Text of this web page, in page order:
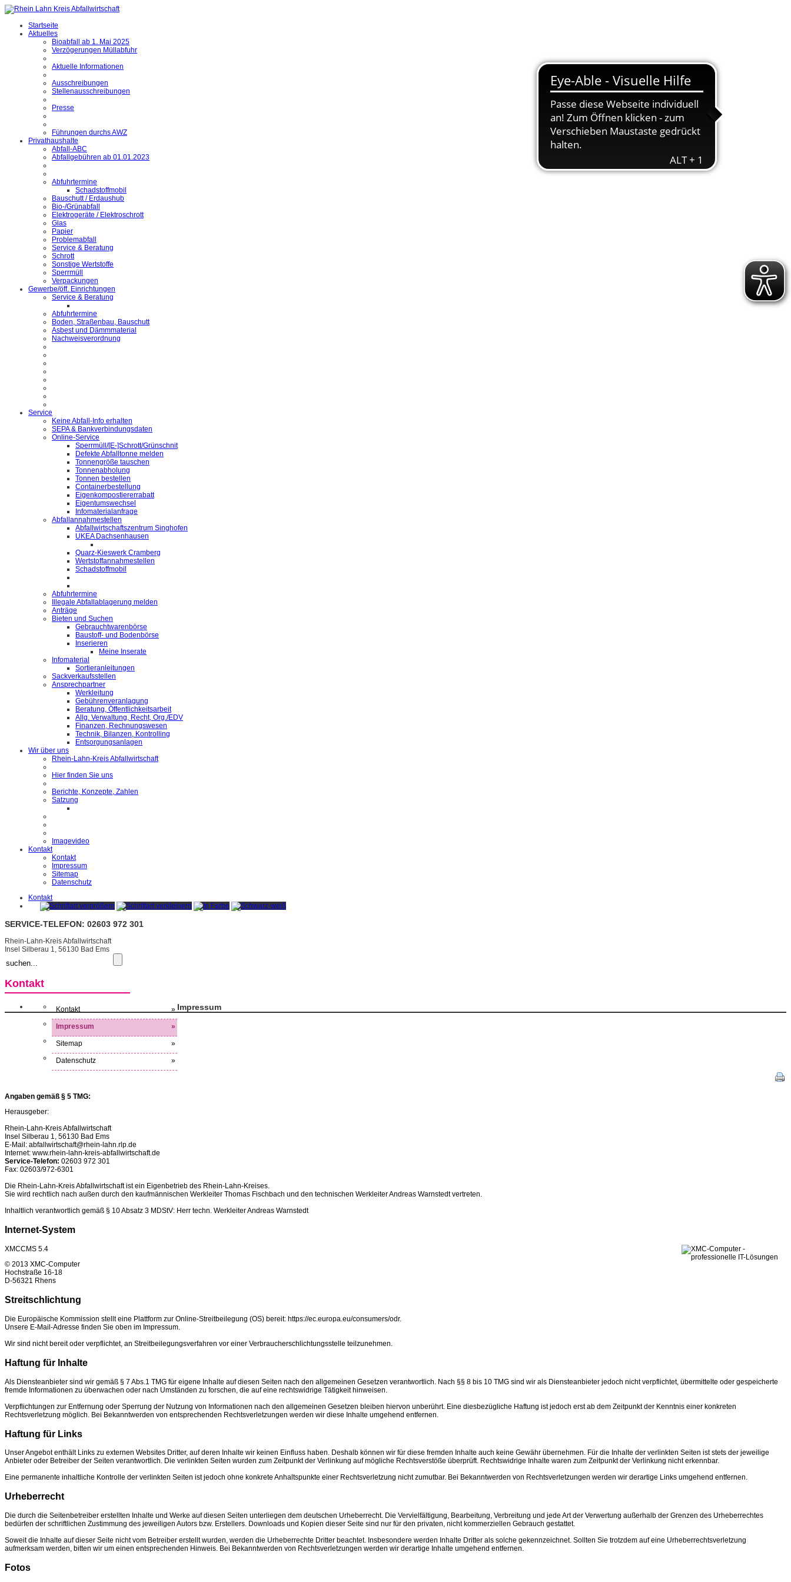
Startseite
Aktuelles
Bioabfall ab 1. Mai 2025
Verzögerungen Müllabfuhr
Aktuelle Informationen
Ausschreibungen
Stellenausschreibungen
Presse
Führungen durchs AWZ
Privathaushalte
Abfall-ABC
Abfallgebühren ab 01.01.2023
Abfuhrtermine
Schadstoffmobil
Bauschutt / Erdaushub
Bio-/Grünabfall
Elektrogeräte / Elektroschrott
Glas
Papier
Problemabfall
Service & Beratung
Schrott
Sonstige Wertstoffe
Sperrmüll
Verpackungen
Gewerbe/öff. Einrichtungen
Service & Beratung
Abfuhrtermine
Boden, Straßenbau, Bauschutt
Asbest und Dämmmaterial
Nachweisverordnung
Service
Keine Abfall-Info erhalten
SEPA & Bankverbindungsdaten
Online-Service
Sperrmüll/[E-]Schrott/Grünschnit
Defekte Abfalltonne melden
Tonnengröße tauschen
Tonnenabholung
Tonnen bestellen
Containerbestellung
Eigenkompostiererrabatt
Eigentumswechsel
Infomaterialanfrage
Abfallannahmestellen
Abfallwirtschaftszentrum Singhofen
UKEA Dachsenhausen
Quarz-Kieswerk Cramberg
Wertstoffannahmestellen
Schadstoffmobil
Abfuhrtermine
Illegale Abfallablagerung melden
Anträge
Bieten und Suchen
Gebrauchtwarenbörse
Baustoff- und Bodenbörse
Inserieren
Meine Inserate
Infomaterial
Sortieranleitungen
Sackverkaufsstellen
Ansprechpartner
Werkleitung
Gebührenveranlagung
Beratung, Öffentlichkeitsarbeit
Allg. Verwaltung, Recht, Org./EDV
Finanzen, Rechnungswesen
Technik, Bilanzen, Kontrolling
Entsorgungsanlagen
Wir über uns
Rhein-Lahn-Kreis Abfallwirtschaft
Hier finden Sie uns
Berichte, Konzepte, Zahlen
Satzung
Imagevideo
Kontakt
Kontakt
Impressum
Sitemap
Datenschutz
Kontakt
SERVICE-TELEFON: 02603 972 301
Rhein-Lahn-Kreis Abfallwirtschaft
Insel Silberau 1, 56130 Bad Ems
Kontakt
Kontakt »
Impressum »
Sitemap »
Datenschutz »
Impressum
Angaben gemäß § 5 TMG:
Herausgeber:
Rhein-Lahn-Kreis Abfallwirtschaft
Insel Silberau 1, 56130 Bad Ems
E-Mail: abfallwirtschaft@rhein-lahn.rlp.de
Internet: www.rhein-lahn-kreis-abfallwirtschaft.de
Service-Telefon: 02603 972 301
Fax: 02603/972-6301
Die Rhein-Lahn-Kreis Abfallwirtschaft ist ein Eigenbetrieb des Rhein-Lahn-Kreises.
Sie wird rechtlich nach außen durch den kaufmännischen Werkleiter Thomas Fischbach und den technischen Werkleiter Andreas Warnstedt vertreten.
Inhaltlich verantwortlich gemäß § 10 Absatz 3 MDStV: Herr techn. Werkleiter Andreas Warnstedt
Internet-System
XMCCMS 5.4
© 2013 XMC-Computer
Hochstraße 16-18
D-56321 Rhens
Streitschlichtung
Die Europäische Kommission stellt eine Plattform zur Online-Streitbeilegung (OS) bereit: https://ec.europa.eu/consumers/odr.
Unsere E-Mail-Adresse finden Sie oben im Impressum.
Wir sind nicht bereit oder verpflichtet, an Streitbeilegungsverfahren vor einer Verbraucherschlichtungsstelle teilzunehmen.
Haftung für Inhalte
Als Diensteanbieter sind wir gemäß § 7 Abs.1 TMG für eigene Inhalte auf diesen Seiten nach den allgemeinen Gesetzen verantwortlich. Nach §§ 8 bis 10 TMG sind wir als Diensteanbieter jedoch nicht verpflichtet, übermittelte oder gespeicherte
fremde Informationen zu überwachen oder nach Umständen zu forschen, die auf eine rechtswidrige Tätigkeit hinweisen.
Verpflichtungen zur Entfernung oder Sperrung der Nutzung von Informationen nach den allgemeinen Gesetzen bleiben hiervon unberührt. Eine diesbezügliche Haftung ist jedoch erst ab dem Zeitpunkt der Kenntnis einer konkreten
Rechtsverletzung möglich. Bei Bekanntwerden von entsprechenden Rechtsverletzungen werden wir diese Inhalte umgehend entfernen.
Haftung für Links
Unser Angebot enthält Links zu externen Websites Dritter, auf deren Inhalte wir keinen Einfluss haben. Deshalb können wir für diese fremden Inhalte auch keine Gewähr übernehmen. Für die Inhalte der verlinkten Seiten ist stets der jeweilige
Anbieter oder Betreiber der Seiten verantwortlich. Die verlinkten Seiten wurden zum Zeitpunkt der Verlinkung auf mögliche Rechtsverstöße überprüft. Rechtswidrige Inhalte waren zum Zeitpunkt der Verlinkung nicht erkennbar.
Eine permanente inhaltliche Kontrolle der verlinkten Seiten ist jedoch ohne konkrete Anhaltspunkte einer Rechtsverletzung nicht zumutbar. Bei Bekanntwerden von Rechtsverletzungen werden wir derartige Links umgehend entfernen.
Urheberrecht
Die durch die Seitenbetreiber erstellten Inhalte und Werke auf diesen Seiten unterliegen dem deutschen Urheberrecht. Die Vervielfältigung, Bearbeitung, Verbreitung und jede Art der Verwertung außerhalb der Grenzen des Urheberrechtes
bedürfen der schriftlichen Zustimmung des jeweiligen Autors bzw. Erstellers. Downloads und Kopien dieser Seite sind nur für den privaten, nicht kommerziellen Gebrauch gestattet.
Soweit die Inhalte auf dieser Seite nicht vom Betreiber erstellt wurden, werden die Urheberrechte Dritter beachtet. Insbesondere werden Inhalte Dritter als solche gekennzeichnet. Sollten Sie trotzdem auf eine Urheberrechtsverletzung
aufmerksam werden, bitten wir um einen entsprechenden Hinweis. Bei Bekanntwerden von Rechtsverletzungen werden wir derartige Inhalte umgehend entfernen.
Fotos